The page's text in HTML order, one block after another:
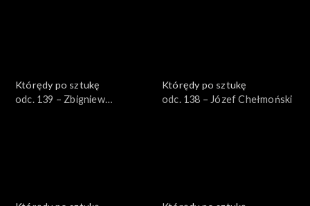
Którędy po sztukę
odc. 139 – Zbigniew
Którędy po sztukę
odc. 138 – Józef Chełmoński